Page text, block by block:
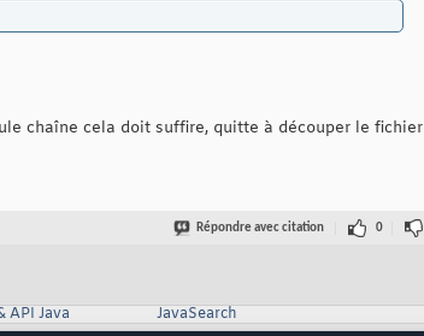
chaîne cela doit suffire, quitte à découper le fichier
Répondre avec citation 0
API Java
JavaSearch